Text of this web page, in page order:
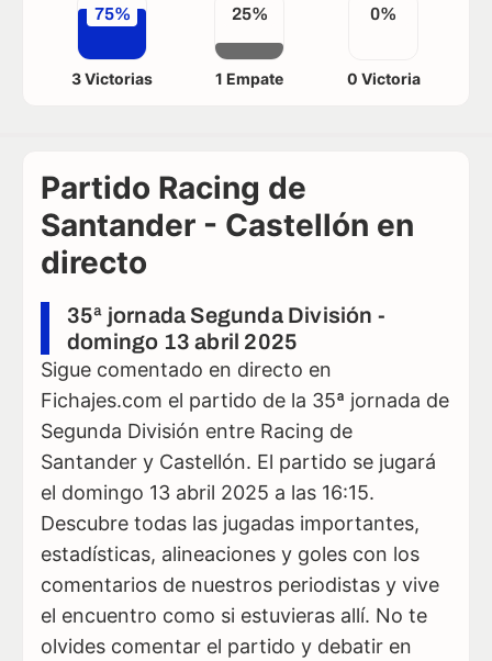
75%
3 Victorias
25%
1 Empate
0%
0 Victoria
Partido Racing de
Santander - Castellón en
directo
35ª jornada Segunda División -
domingo 13 abril 2025
Sigue comentado en directo en
Fichajes.com el partido de la 35ª jornada de
Segunda División entre Racing de
Santander y Castellón. El partido se jugará
el domingo 13 abril 2025 a las 16:15.
Descubre todas las jugadas importantes,
estadísticas, alineaciones y goles con los
comentarios de nuestros periodistas y vive
el encuentro como si estuvieras allí. No te
olvides comentar el partido y debatir en